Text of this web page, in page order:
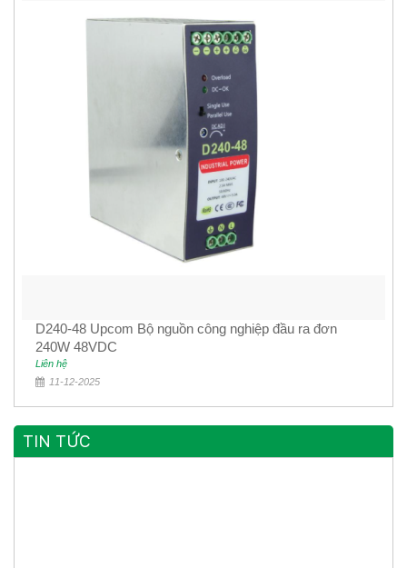
D240-48 Upcom Bộ nguồn công nghiệp đầu ra đơn
240W 48VDC
Liên hệ
11-12-2025
TIN TỨC